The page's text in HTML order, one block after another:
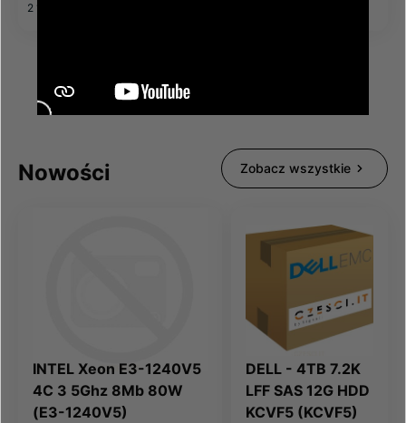
2 187,63 zł
Nowości Zobacz wszystkie
INTEL Xeon E3-1240V5
4C 3 5Ghz 8Mb 80W
(E3-1240V5)
DELL - 4TB 7.2K
LFF SAS 12G HDD
KCVF5 (KCVF5)